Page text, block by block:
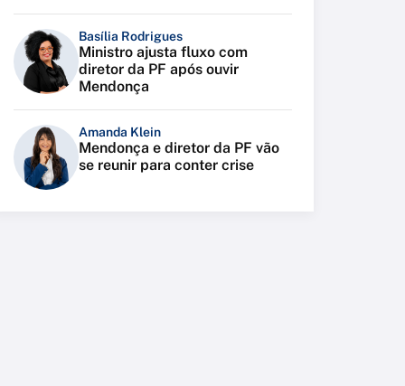
Basília Rodrigues
Ministro ajusta fluxo com
diretor da PF após ouvir
Mendonça
Amanda Klein
Mendonça e diretor da PF vão
se reunir para conter crise